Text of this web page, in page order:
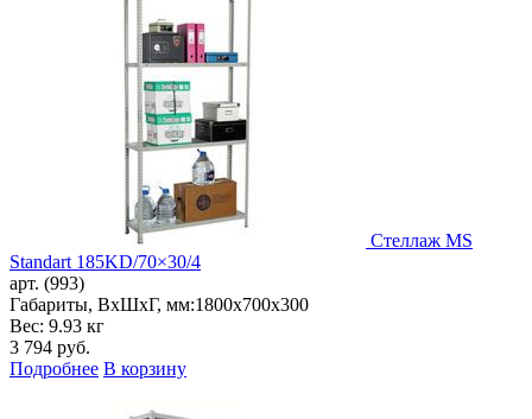
Стеллаж MS
Standart 185KD/70×30/4
арт. (993)
Габариты, ВxШxГ, мм:1800x700x300
Вес: 9.93 кг
3 794 руб.
Подробнее В корзину